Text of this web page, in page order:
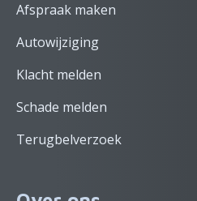
Afspraak maken
Autowijziging
Klacht melden
Schade melden
Terugbelverzoek